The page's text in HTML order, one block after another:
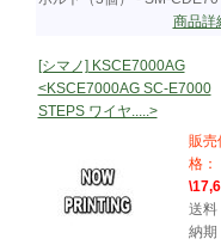
商品
[シマノ] KSCE7000AG
<KSCE7000AG SC-E7000
STEPS ワイヤ.....>
販売
格：
送料
納期